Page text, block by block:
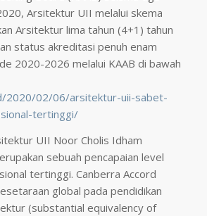
Arsitektur UII melalui skema
Arsitektur lima tahun (4+1) tahun
status akreditasi penuh enam
2020-2026 melalui KAAB di bawah
2020/02/06/arsitektur-uii-sabet-
tertinggi/
UII Noor Cholis Idham
sebuah pencapaian level
tertinggi. Canberra Accord
global pada pendidikan
(substantial equivalency of